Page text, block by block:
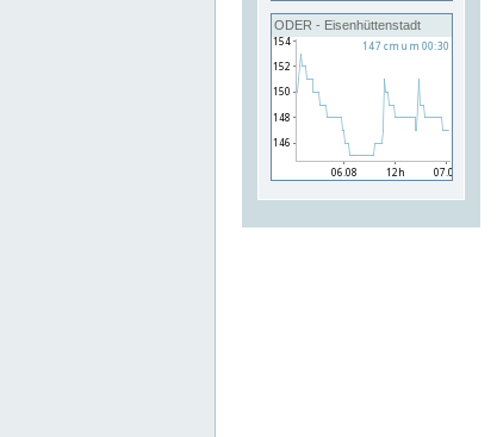
ODER - Eisenhüttenstadt